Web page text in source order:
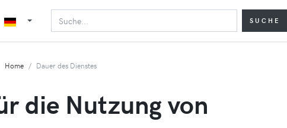
SUCHE
Home Dauer des Dienstes
die Nutzung von